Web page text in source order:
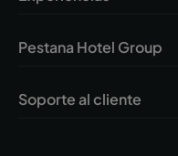
Pestana Hotel Group
Soporte al cliente